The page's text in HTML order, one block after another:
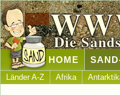
Die
HOME
Länder A-Z Afrika